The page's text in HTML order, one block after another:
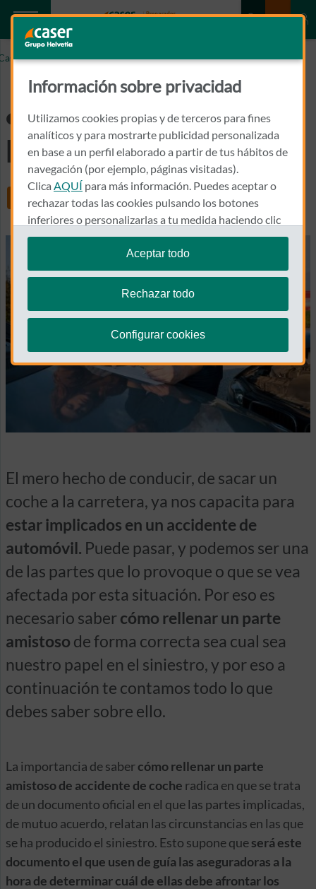
¿Cómo rellenar un parte amistoso?
¿Cómo rellenar un
parte amistoso?
Share
El mero hecho de conducir, de sacar un
coche a la carretera, ya nos capacita para
estar implicados en un accidente de
automóvil. Puede pasar, y podemos ser una
de las partes que lo provoque o que se vea
afectada por esta situación. Por eso es
necesario sabercómo rellenar un parte
amistoso de forma correcta sea cual sea
nuestro papel en el siniestro, y por eso a
continuación te contamos todo lo que
debes saber sobre ello.
La importancia de sabercómo rellenar un parte
amistoso de accidente de coche radica en que se trata
de un documento oficial en el que las partes implicadas,
de mutuo acuerdo, relatan las circunstancias en las que
se ha producido el siniestro. Esto supone queserá este
documento el que usen de guía las aseguradoras a la
hora de determinar cuál de ellas debe afrontar los
Información sobre privacidad
Utilizamos cookies propias y de terceros para fines
analíticos y para mostrarte publicidad personalizada
en base a un perfil elaborado a partir de tus hábitos de
navegación (por ejemplo, páginas visitadas).
Clica AQUÍ para más información. Puedes aceptar o
rechazar todas las cookies pulsando los botones
inferiores o personalizarlas a tu medida haciendo clic
en"configurar cookies".
Te recordamos que puedes modificar tus ajustes de
cookies en cualquier momento en la sección
Aceptar todo
Rechazar todo
Configurar cookies